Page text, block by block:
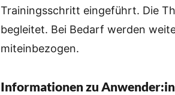
Trainingsschritt eingeführt. Die
begleitet. Bei Bedarf werden
miteinbezogen.
Informationen zu